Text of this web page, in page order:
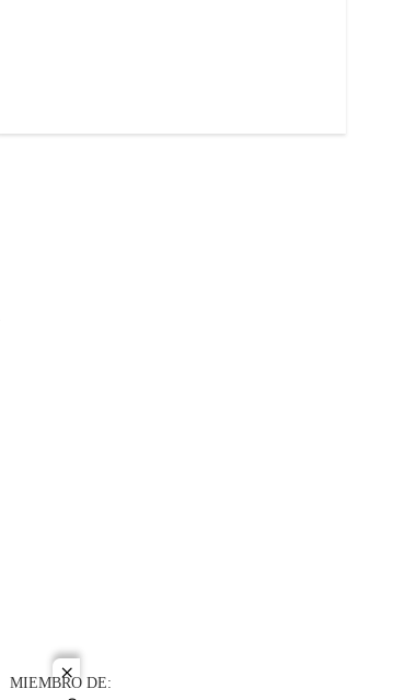
close
MIEMBRO DE: